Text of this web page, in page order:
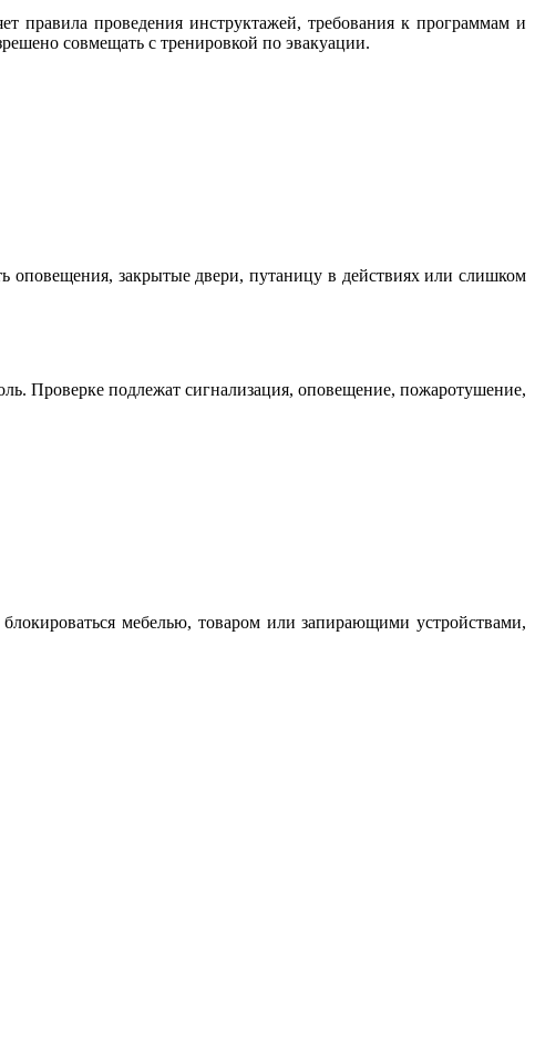
правила проведения инструктажей, требования к программам и
совмещать с тренировкой по эвакуации.
оповещения, закрытые двери, путаницу в действиях или слишком
Проверке подлежат сигнализация, оповещение, пожаротушение,
мебелью, товаром или запирающими устройствами,